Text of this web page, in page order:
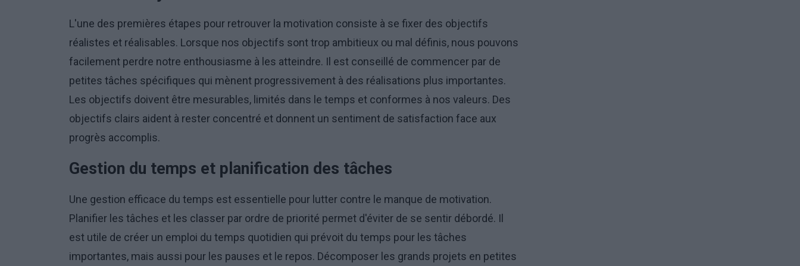
L'une des premières étapes pour retrouver la motivation consiste à se fixer des objectifs
réalistes et réalisables. Lorsque nos objectifs sont trop ambitieux ou mal définis, nous pouvons
facilement perdre notre enthousiasme à les atteindre. Il est conseillé de commencer par de
petites tâches spécifiques qui mènent progressivement à des réalisations plus importantes.
Les objectifs doivent être mesurables, limités dans le temps et conformes à nos valeurs. Des
objectifs clairs aident à rester concentré et donnent un sentiment de satisfaction face aux
progrès accomplis.
Gestion du temps et planification des tâches
Une gestion efficace du temps est essentielle pour lutter contre le manque de motivation.
Planifier les tâches et les classer par ordre de priorité permet d'éviter de se sentir débordé. Il
est utile de créer un emploi du temps quotidien qui prévoit du temps pour les tâches
importantes, mais aussi pour les pauses et le repos. Décomposer les grands projets en petites